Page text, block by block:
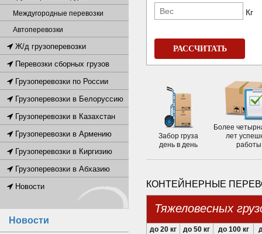
Кг
РАССЧИТАТЬ
Забор груза
день в день
Более
лет
работы
КОНТЕЙНЕРНЫЕ
Тяжеловесных
до 20 кг до 50 кг до 100 кг
Междугородные перевозки
Автоперевозки
Ж/д грузоперевозки
Перевозки сборных грузов
Грузоперевозки по России
Грузоперевозки в Белоруссию
Грузоперевозки в Казахстан
Грузоперевозки в Армению
Грузоперевозки в Киргизию
Грузоперевозки в Абхазию
Новости
Новости